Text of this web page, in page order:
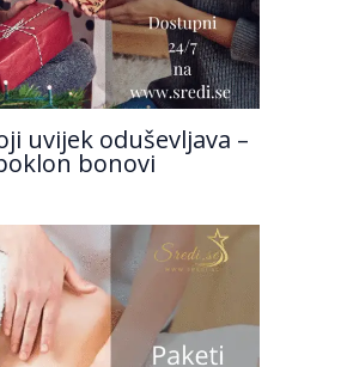
uvijek oduševljava –
bonovi